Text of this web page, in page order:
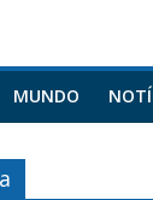
MUNDO